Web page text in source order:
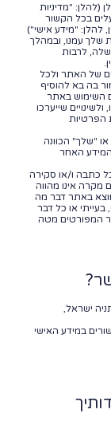
(להלן: "מדיניות
בכל הקשור
להלן: "מידע אישי")
שלך עמנו, ובמהלך
לרבות
של האתר ולכל
בה בא להוסיף
השימוש באתר
שייערכו
הפרטיות
או "שלך" הכוונה
האחר
כתבה ו/או סקירה
מקרה אינו מהווה
מוצא באתר דבר מה
או כל דבר
המפורטים מטה
לקוח סמוי ומחקר, מרחוב האורזים 8, נתניה ישראל,
במידע האישי